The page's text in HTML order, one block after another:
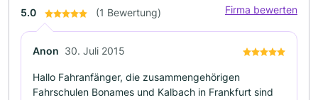
5.0 (1 Bewertung) Firma bewerten
Anon 30. Juli 2015
Hallo Fahranfänger, die zusammengehörigen
Fahrschulen Bonames und Kalbach in Frankfurt sind